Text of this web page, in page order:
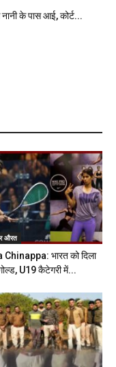
के पास आई, कोर्ट...
औरत
भारत को दिला
U19 कैटेगरी में...